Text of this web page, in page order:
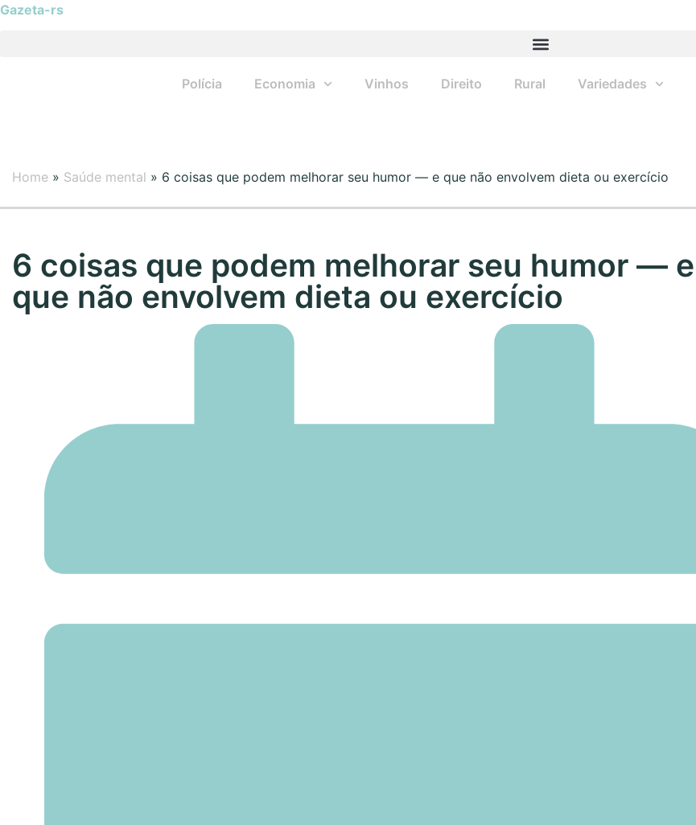
Gazeta-rs
Polícia Economia Vinhos Direito Rural Variedades
Home » Saúde mental » 6 coisas que podem melhorar seu humor — e que não envolvem dieta ou exercício
6 coisas que podem melhorar seu humor — e
que não envolvem dieta ou exercício